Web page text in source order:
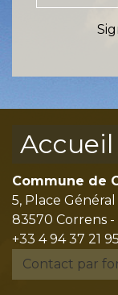
Commune de
5, Place
83570 Correns -
+33 4 94 37 21 95
Contact par